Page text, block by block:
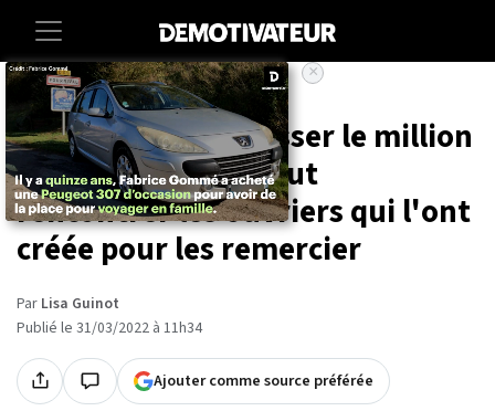
Accueil Societe Insolite
Sa voiture va dépasser le million
de kilomètres, il veut
rencontrer les ouvriers qui l'ont
créée pour les remercier
Par Lisa Guinot
Publié le 31/03/2022 à 11h34
Ajouter comme source préférée
×